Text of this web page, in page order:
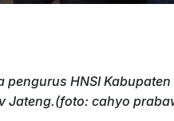
pengurus HNSI
Jateng.(foto: cahyo